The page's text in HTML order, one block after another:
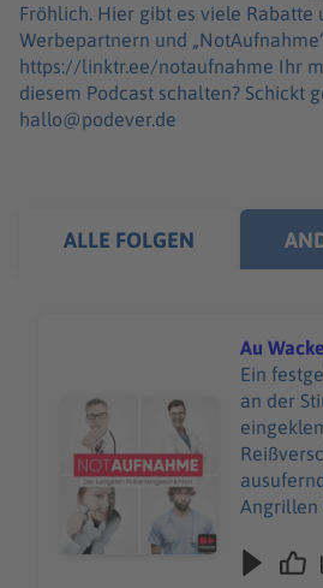
Fröhlich. Hier gibt es viele Rabatte und alle Infos zu den
Werbepartnern und
https://linktr.ee/notaufnahme Ihr möchtet Werbung in
diesem Podcast schalten? Schickt
hallo@podever.de
ALLE FOLGEN
Audiotitel - Au Wacken
Au
Ein
an der
Angrillen
Wacken